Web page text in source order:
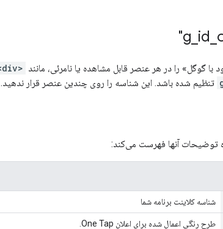
id
با گوگل» را در هر عنصر قابل مشاهده یا نامرئی، مانند <div>
تنظیم شده باشد. این شناسه را روی چندین عنصر قرار ندهید.
توضیحات آنها فهرست می‌کند:
شناسه کلاینت برنامه شما
طرح رنگی اعمال شده برای اعلان One Tap.